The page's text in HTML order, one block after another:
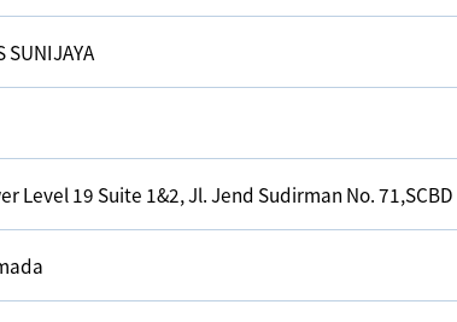
SUNIJAYA
Level 19 Suite 1&2, Jl. Jend Sudirman No.